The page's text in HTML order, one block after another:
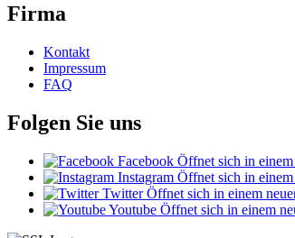
Firma
Kontakt
Impressum
FAQ
Folgen Sie uns
Facebook Öffnet sich in
Instagram Öffnet sich in
Twitter Öffnet sich in einem
Youtube Öffnet sich in einem